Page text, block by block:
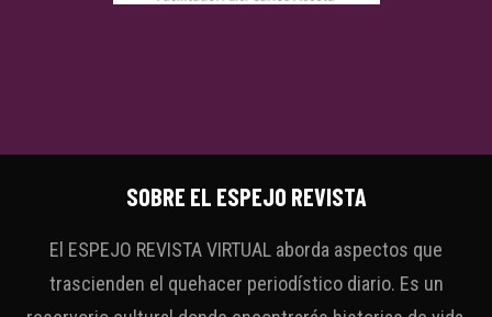
SOBRE EL ESPEJO REVISTA
El ESPEJO REVISTA VIRTUAL aborda aspectos que
trascienden el quehacer periodístico diario. Es un